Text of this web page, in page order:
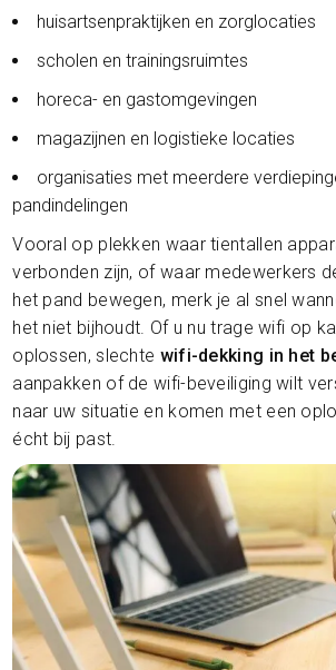
huisartsenpraktijken en zorglocaties
scholen en trainingsruimtes
horeca- en gastomgevingen
magazijnen en logistieke locaties
organisaties met meerdere
pandindelingen
Vooral op plekken waar tientallen
verbonden zijn, of waar medewerkers
het pand bewegen, merk je al snel
het niet bijhoudt. Of u nu trage wifi op
oplossen, slechte wifi-dekking in het
aanpakken of de wifi-beveiliging wilt
naar uw situatie en komen met een
écht bij past.